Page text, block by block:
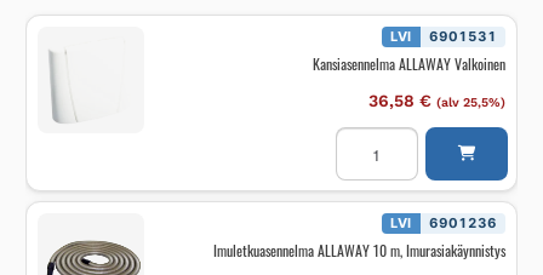
LVI 6901531
Kansiasennelma ALLAWAY Valkoinen
36,58 € (alv 25,5%)
Kansiasennelma
ALLAWAY
Valkoinen
määrä
LVI 6901236
Imuletkuasennelma ALLAWAY 10 m, Imurasiakäynnistys